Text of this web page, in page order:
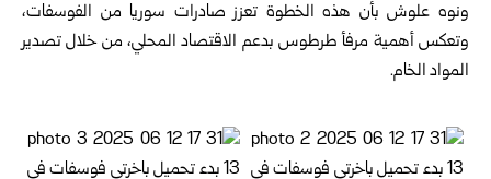
ونوه علوش بأن هذه الخطوة تعزز صادرات سوريا من الفوسفات،
وتعكس أهمية مرفأ طرطوس بدعم الاقتصاد المحلي، من خلال تصدير
المواد الخام.